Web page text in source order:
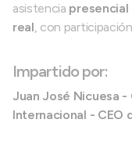
asistencia presencial
real, con
Impartido por:
Juan José Nicuesa
Internacional - CEO